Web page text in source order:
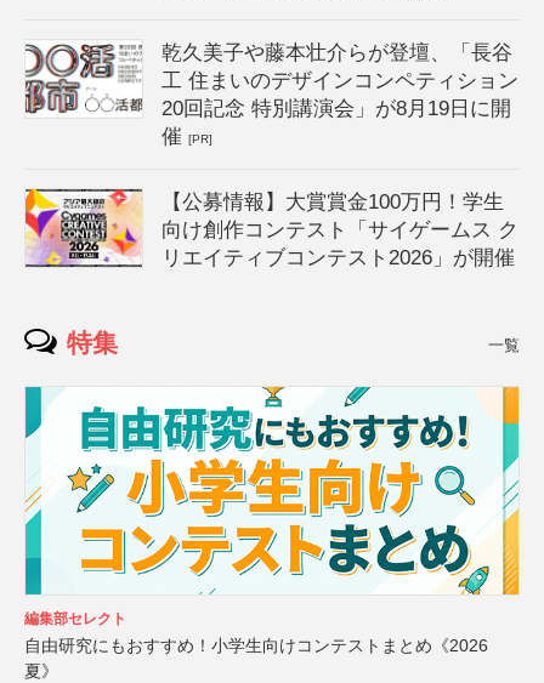
乾久美子や藤本壮介らが登壇、「長谷
工 住まいのデザインコンペティション
20回記念 特別講演会」が8月19日に開
催[PR]
【公募情報】大賞賞金100万円！学生
向け創作コンテスト「サイゲームス ク
リエイティブコンテスト2026」が開催
特集 一覧
編集部セレクト
自由研究にもおすすめ！小学生向けコンテストまとめ《2026
夏》